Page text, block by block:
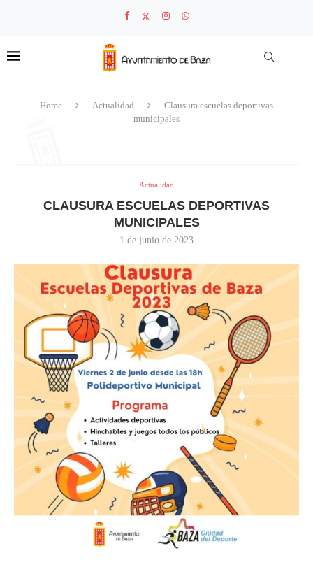
Home Actualidad
Clausura escuelas deportivas
municipales
Actualidad
CLAUSURA ESCUELAS DEPORTIVAS
MUNICIPALES
1 de junio de 2023